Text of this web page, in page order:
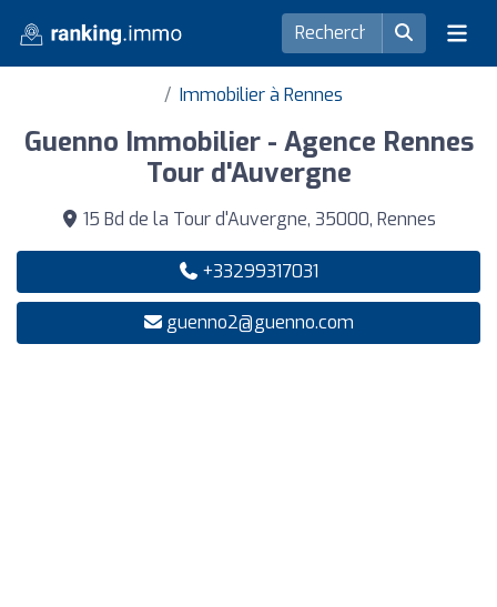
Immobilier à Rennes
Guenno Immobilier - Agence Rennes
Tour d'Auvergne
15 Bd de la Tour d'Auvergne, 35000, Rennes
+33299317031
guenno2@guenno.com